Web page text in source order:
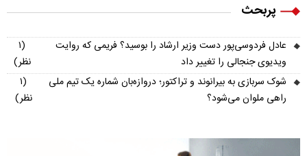
پربحث
عادل فردوسی‌پور دست وزیر ارشاد را بوسید؟ فریمی که روایت
ویدیوی جنجالی را تغییر داد
(۱
نظر)
شوک سربازی به بیرانوند و تراکتور؛ دروازه‌بان شماره یک تیم ملی
راهی ملوان می‌شود؟
(۱
نظر)